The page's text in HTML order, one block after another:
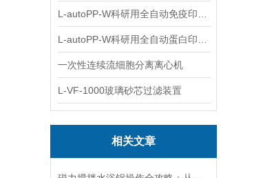
一次性连续流细胞分离离心机
L-VF-1000玻璃砂芯过滤装置
相关文章